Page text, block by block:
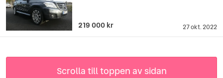
27 okt. 2022
219 000 kr
Scrolla till toppen av sidan